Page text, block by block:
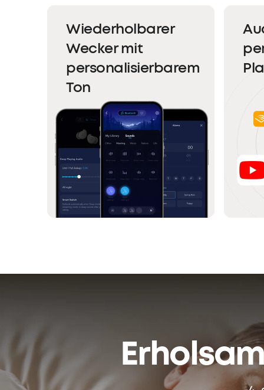
Wiederholbarer
Wecker mit
personalisierbarem
Ton